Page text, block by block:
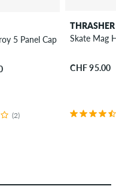
5 Panel Cap
(2)
THRASHER
Skate Mag
CHF 95.00